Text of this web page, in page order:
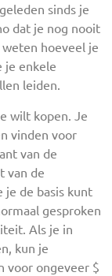
sinds je
dat je nog nooit
hoeveel je
je enkele
leiden.
wilt kopen. Je
vinden voor
van de
van de
je de basis kunt
gesproken
Als je in
kun je
voor ongeveer $